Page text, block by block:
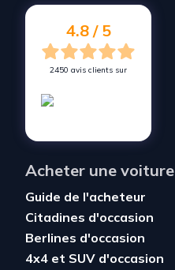
4.8 / 5
2450 avis clients sur
Acheter une voiture
Guide de l'acheteur
Citadines d'occasion
Berlines d'occasion
4x4 et SUV d'occasion